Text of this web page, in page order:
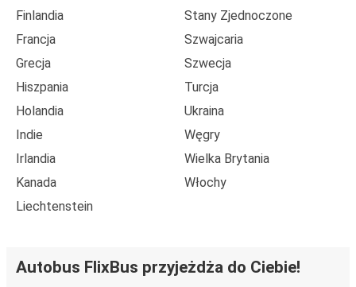
Finlandia
Francja
Grecja
Hiszpania
Holandia
Indie
Irlandia
Kanada
Liechtenstein
Stany Zjednoczone
Szwajcaria
Szwecja
Turcja
Ukraina
Węgry
Wielka Brytania
Włochy
Autobus FlixBus przyjeżdża do Ciebie!